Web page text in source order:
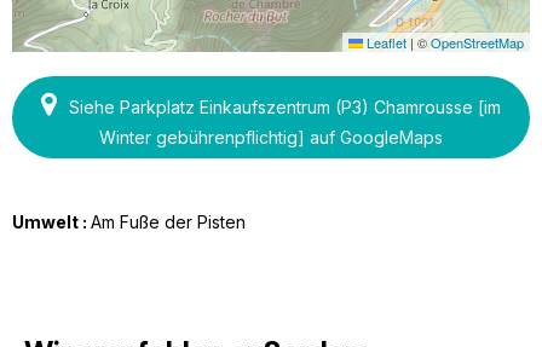
Leaflet | ©OpenStreetMap
Siehe Parkplatz Einkaufszentrum (P3) Chamrousse [im
Winter gebührenpflichtig] auf GoogleMaps
Umwelt : Am Fuße der Pisten